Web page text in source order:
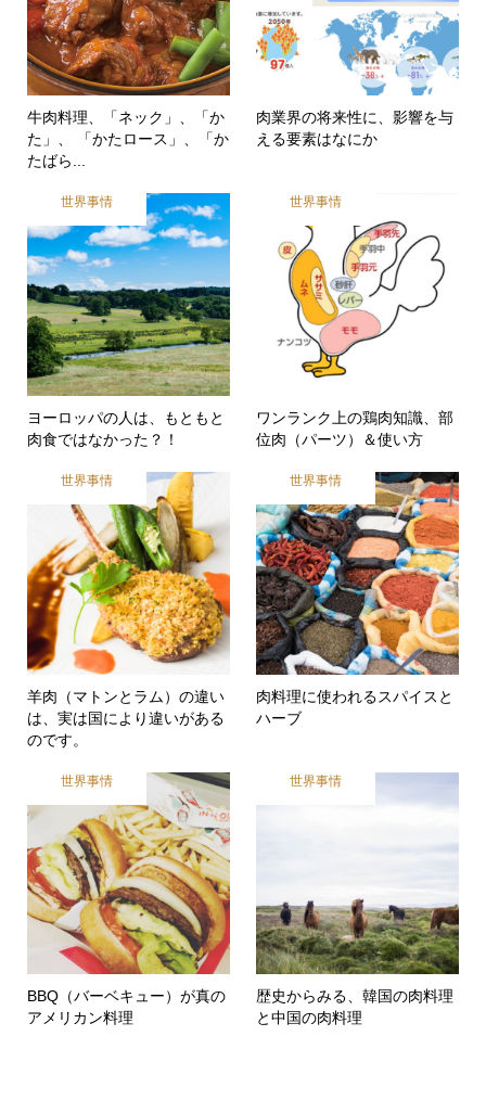
牛肉料理、「ネック」、「か
た」、 「かたロース」、「か
たばら...
肉業界の将来性に、影響を与
える要素はなにか
世界事情
ヨーロッパの人は、もともと
肉食ではなかった？！
世界事情
ワンランク上の鶏肉知識、部
位肉（パーツ）＆使い方
世界事情
羊肉（マトンとラム）の違い
は、実は国により違いがある
のです。
世界事情
肉料理に使われるスパイスと
ハーブ
世界事情
BBQ（バーベキュー）が真の
アメリカン料理
世界事情
歴史からみる、韓国の肉料理
と中国の肉料理